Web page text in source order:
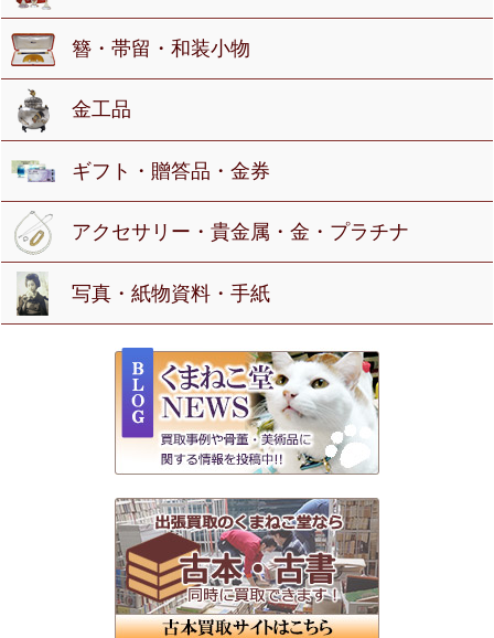
簪・帯留・和装小物
金工品
ギフト・贈答品・金券
アクセサリー・貴金属・金・プラチナ
写真・紙物資料・手紙